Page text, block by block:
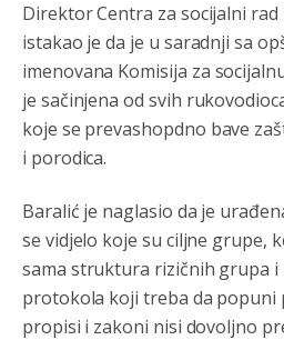
Direktor Centra za socijalni rad
istakao je da je u saradnji sa
imenovana Komisija za
je sačinjena od svih
koje se prevashopdno bave
i porodica.
Baralić je naglasio da je
se vidjelo koje su ciljne grupe,
sama struktura rizičnih grupa i
protokola koji treba da popuni
propisi i zakoni nisi dovoljno
Анонимно2801833 јуче 12:28
yбиће га Били као зеца
Анонимно2800426 јуче
2:05
Sto bogatiji-to skrtiji,sto tisi-to
veci prevarant...
јуче
Mnogi nesposobni ljudi su
nesposoban može raditi sve.
što znaju.